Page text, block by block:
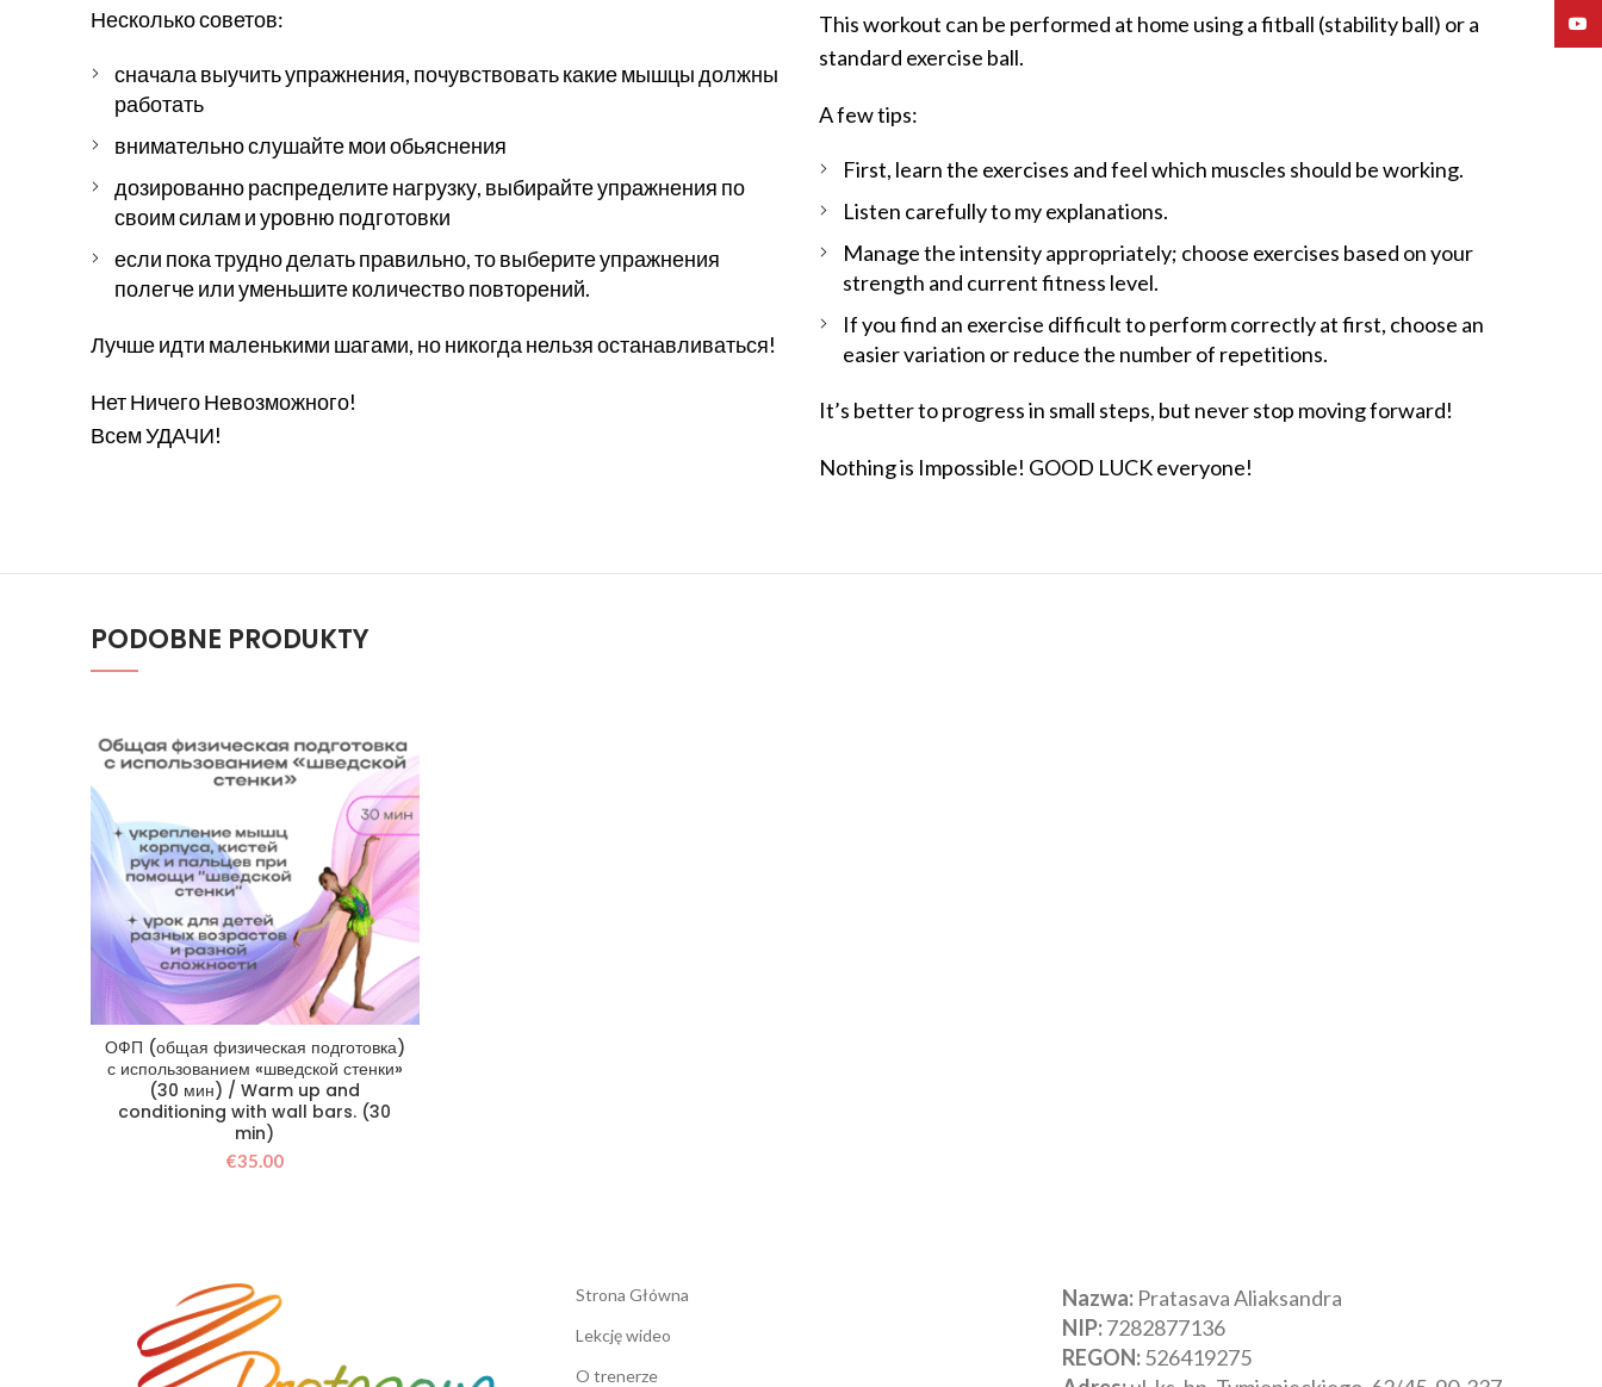
Несколько советов:
сначала выучить упражнения, почувствовать какие мышцы должны
работать
внимательно слушайте мои обьяснения
дозированно распределите нагрузку, выбирайте упражнения по
своим силам и уровню подготовки
если пока трудно делать правильно, то выберите упражнения
полегче или уменьшите количество повторений.
Лучше идти маленькими шагами, но никогда нельзя останавливаться!
Нет Ничего Невозможного!
Всем УДАЧИ!
This workout can be performed at home using a fitball (stability ball) or a
standard exercise ball.
A few tips:
First, learn the exercises and feel which muscles should be working.
Listen carefully to my explanations.
Manage the intensity appropriately; choose exercises based on your
strength and current fitness level.
If you find an exercise difficult to perform correctly at first, choose an
easier variation or reduce the number of repetitions.
It’s better to progress in small steps, but never stop moving forward!
Nothing is Impossible! GOOD LUCK everyone!
PODOBNE PRODUKTY
ОФП (общая физическая подготовка)
с использованием «шведской стенки»
(30 мин) / Warm up and
conditioning with wall bars. (30
min)
€35.00
Strona Główna
Lekcję wideo
O trenerze
Nazwa:Pratasava Aliaksandra
NIP:‎7282877136
REGON:‎526419275